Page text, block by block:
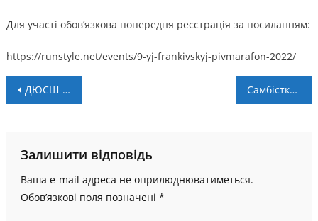
Для участі обов’язкова попередня реєстрація за посиланням:
https://runstyle.net/events/9-yj-frankivskyj-pivmarafon-2022/
Навігація
ДЮСШ-2-Станіславів вдало виступив у Кубку України з регбіліг-9 Самбістки з Надвірної вибороли нагороди Кубку світу
Залишити відповідь
Ваша e-mail адреса не оприлюднюватиметься.
Обов’язкові поля позначені *